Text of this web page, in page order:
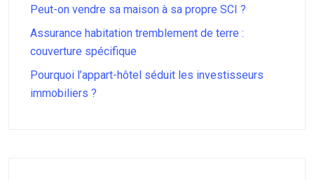
Peut-on vendre sa maison à sa propre SCI ?
Assurance habitation tremblement de terre :
couverture spécifique
Pourquoi l’appart-hôtel séduit les investisseurs
immobiliers ?